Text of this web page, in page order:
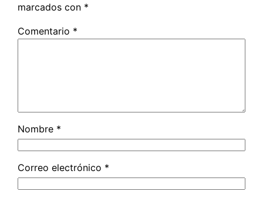
marcados con *
Comentario *
Nombre *
Correo electrónico *